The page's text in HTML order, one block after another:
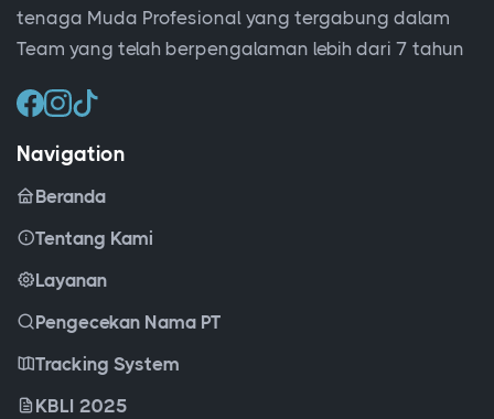
tenaga Muda Profesional yang tergabung dalam
Team yang telah berpengalaman lebih dari 7 tahun
Navigation
Beranda
Tentang Kami
Layanan
Pengecekan Nama PT
Tracking System
KBLI 2025